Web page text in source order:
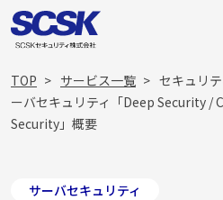
TOP サービス一覧 セキュリ
ーバセキュリティ「Deep Security /
Security」概要
サーバセキュリティ